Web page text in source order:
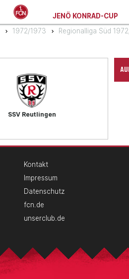
JENÖ KONRAD-CUP
1972/1973 Regionalliga Süd
SSV Reutlingen
Kontakt
Impressum
Datenschutz
fcn.de
unserclub.de